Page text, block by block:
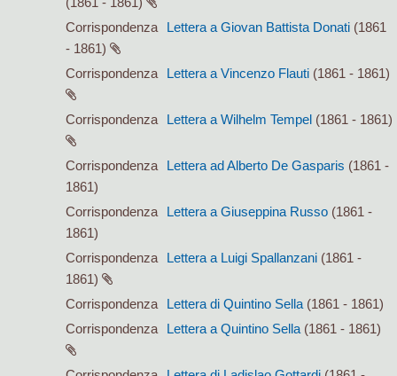
Corrispondenza
Lettera a Giovan Battista Donati (1861
- 1861)
Corrispondenza
Lettera a Vincenzo Flauti (1861 - 1861)
Corrispondenza Lettera a Wilhelm Tempel (1861 - 1861)
Corrispondenza Lettera ad Alberto De Gasparis (1861 -
1861)
Corrispondenza
Lettera a Giuseppina Russo (1861 -
1861)
Corrispondenza
Lettera a Luigi Spallanzani (1861 -
1861)
Corrispondenza
Lettera di Quintino Sella (1861 - 1861)
Corrispondenza
Lettera a Quintino Sella (1861 - 1861)